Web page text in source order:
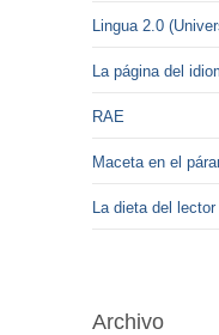
Lingua 2.0
La página del
RAE
Maceta en el
La dieta del lector
Archivo